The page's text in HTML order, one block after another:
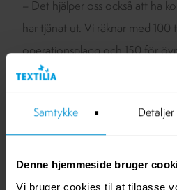
Samtykke Detaljer
Denne hjemmeside bruger
Vi bruger cookies til at tilpasse
– Det hjälper oss också att ha
har tjänat ut. Vi räknar med 100
operationsplagg och 150 för
ungefärlig livslängd på fem år
flexibla och duktiga på att